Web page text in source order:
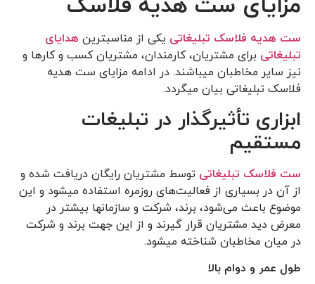
ست هدیه فلاسک تبلیغاتی یکی از مناسب­ترین هدایای
تبلیغاتی برای مشتریان، کارمندان، مشتریان کسب و کارها و
نیز سایر مخاطبان می­باشند. در ادامه مزایای ست هدیه
فلاسک تبلیغاتی بیان می­گردد.
ابزاری تأثیرگذار در تبلیغات
مستقیم
ست فلاسک تبلیغاتی توسط مشتریان رایگان دریافت شده و
از آن در بسیاری از فعالیت‌های روزمره استفاده می­شود و این
موضوع باعث می‌شود، برند، شرکت و سازمان­ها بیش­تر در
معرض دید مشتریان قرار گیرند و از این جهت برند و شرکت
در میان مخاطبان شناخته می­شود.
طول عمر و دوام بالا